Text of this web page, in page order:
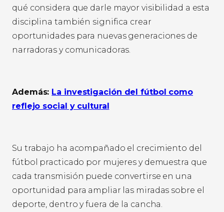
qué considera que darle mayor visibilidad a esta
disciplina también significa crear
oportunidades para nuevas generaciones de
narradoras y comunicadoras.
Además: La investigación del fútbol como
reflejo social y cultural
Su trabajo ha acompañado el crecimiento del
fútbol practicado por mujeres y demuestra que
cada transmisión puede convertirse en una
oportunidad para ampliar las miradas sobre el
deporte, dentro y fuera de la cancha.